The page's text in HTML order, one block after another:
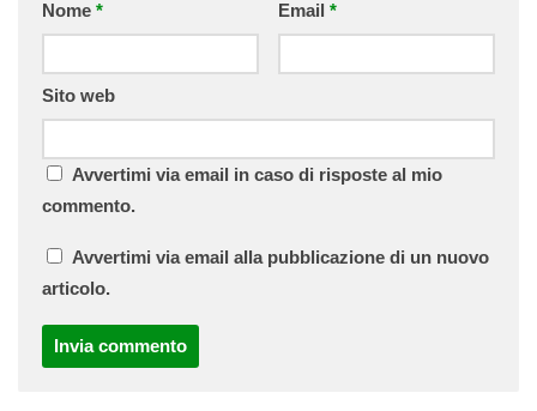
Nome * Email *
Sito web
Avvertimi via email in caso di risposte al mio
commento.
Avvertimi via email alla pubblicazione di un nuovo
articolo.